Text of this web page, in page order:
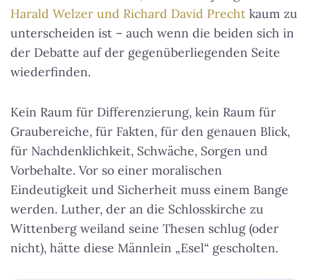
Harald Welzer und Richard David Precht kaum zu
unterscheiden ist – auch wenn die beiden sich in
der Debatte auf der gegenüberliegenden Seite
wiederfinden.
Kein Raum für Differenzierung, kein Raum für
Graubereiche, für Fakten, für den genauen Blick,
für Nachdenklichkeit, Schwäche, Sorgen und
Vorbehalte. Vor so einer moralischen
Eindeutigkeit und Sicherheit muss einem Bange
werden. Luther, der an die Schlosskirche zu
Wittenberg weiland seine Thesen schlug (oder
nicht), hätte diese Männlein „Esel“ gescholten.